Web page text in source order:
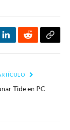
LinkedInReddit
Tide en PC